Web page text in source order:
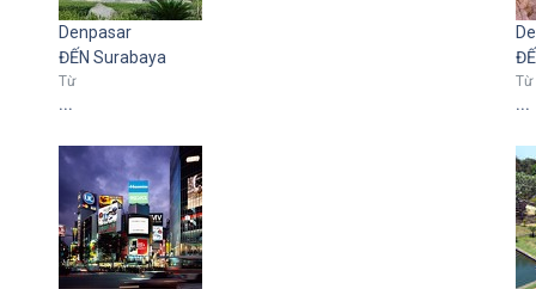
Denpasar
ĐẾN Surabaya
Từ
...
Từ
...